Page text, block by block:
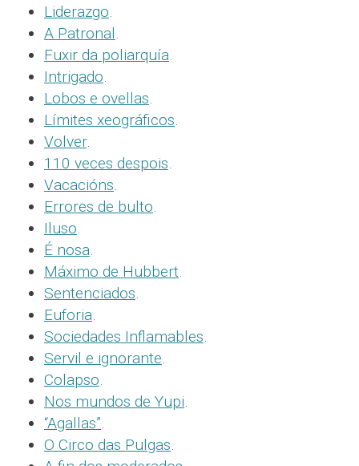
Liderazgo.
A Patronal.
Fuxir da poliarquía.
Intrigado.
Lobos e ovellas.
Límites xeográficos.
Volver.
110 veces despois.
Vacacións.
Errores de bulto.
Iluso.
É nosa.
Máximo de Hubbert.
Sentenciados.
Euforia.
Sociedades Inflamables.
Servil e ignorante.
Colapso.
Nos mundos de Yupi.
“Agallas”.
O Circo das Pulgas.